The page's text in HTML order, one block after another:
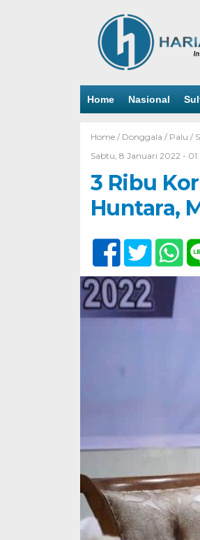
Home Nasional
Home / Donggala / Palu /
Sabtu, 8 Januari 2022 -
3 Ribu
Huntara,